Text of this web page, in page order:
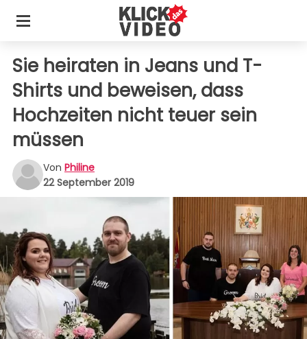
Sie heiraten in Jeans und T-
Shirts und beweisen, dass
Hochzeiten nicht teuer sein
müssen
Von Philine
22 September 2019